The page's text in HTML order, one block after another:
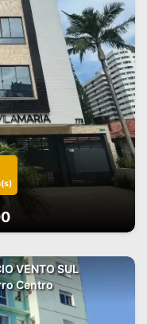
VENTO SUL
Centro